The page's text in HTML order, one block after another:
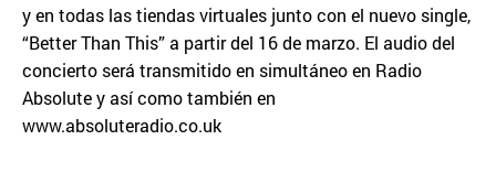
y en todas las tiendas virtuales junto con el nuevo single,
“Better Than This” a partir del 16 de marzo. El audio del
concierto será transmitido en simultáneo en Radio
Absolute y así como también en
www.absoluteradio.co.uk